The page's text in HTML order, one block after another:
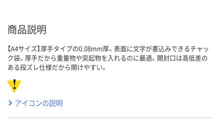
商品説明
【A4サイズ】厚手タイプの0.08mm厚。表面に文字が書込みできるチャッ
ク袋。厚手だから重量物や突起物を入れるのに最適。開封口は高低差の
ある段ズレ仕様だから開けやすい。
アイコンの説明